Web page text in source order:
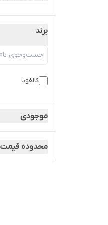
برند
کالفونا
موجودی
محدوده قیمت